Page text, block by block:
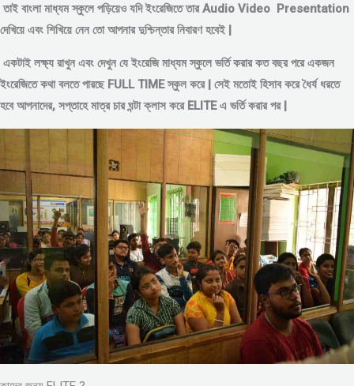
তাই বাংলা মাধ্যম স্কুলে পড়িয়েও যদি ইংরেজিতে তার Audio Video Presentation
দেখিয়ে এবং শিখিয়ে নেন তো আপনার দুশ্চিন্তার নিবারণ হবেই |
একটাই লক্ষ্য রাখুন এবং দেখুন যে ইংরেজি মাধ্যম স্কুলে ভর্তি করার কত বছর পরে একজন
ইংরেজিতে কথা বলতে পারছে FULL TIME স্কুল করে | সেই মতোই হিসাব করে ধৈর্য ধরতে
হবে আপনাদের, সপ্তাহে মাত্র চার ঘন্টা ক্লাস করে ELITE এ ভর্তি করার পর |